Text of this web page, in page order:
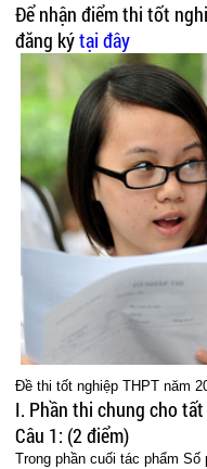
Để nhận điểm thi tốt
đăng kýtại đây
Đề thi tốt nghiệp THPT năm
I. Phần thi chung cho
Câu 1: (2 điểm)
Trong phần cuối tác phẩm